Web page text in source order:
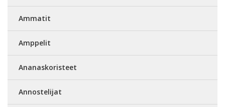
Ammatit
Amppelit
Ananaskoristeet
Annostelijat